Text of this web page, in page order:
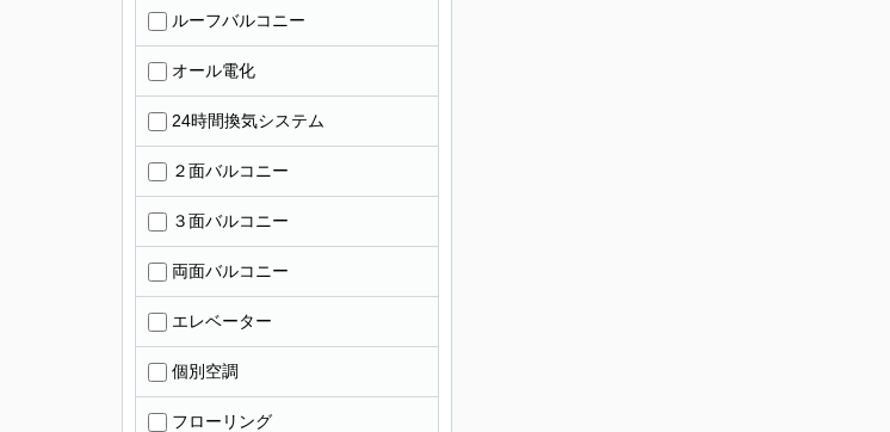
ルーフバルコニー
オール電化
24時間換気システム
２面バルコニー
３面バルコニー
両面バルコニー
エレベーター
個別空調
フローリング